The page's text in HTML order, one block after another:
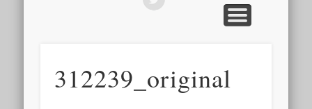
312239_original